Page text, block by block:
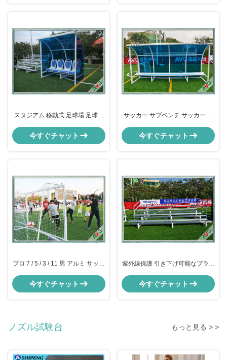
スタジアム 移動式 足球場 足球選
今すぐチャット
サッカー サブベンチ サッカー フ
シェルター
今すぐチャット
プロ 7 / 5 / 3 / 11 男 アルミ サッカ
今すぐチャット
紫外線保護 引き下げ可能なプラス
トボールスタジアム椅子
今すぐチャット
ノズル試験台 もっと見る > >